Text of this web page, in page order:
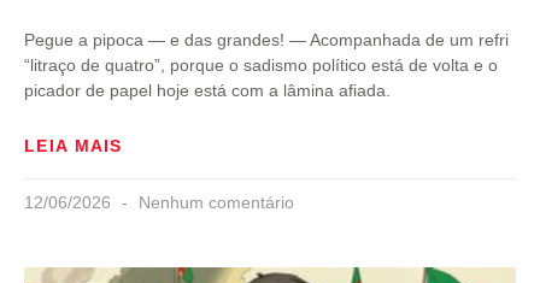
Pegue a pipoca — e das grandes! — Acompanhada de um refri
“litraço de quatro”, porque o sadismo político está de volta e o
picador de papel hoje está com a lâmina afiada.
LEIA MAIS
12/06/2026 Nenhum comentário